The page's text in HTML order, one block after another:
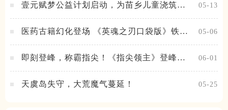
壹元赋梦公益计划启动，为苗乡儿童浇筑梦
05-13
医药古籍幻化登场 《英魂之刃口袋版》铁扇
05-06
即刻登峰，称霸指尖！《指尖领主》登峰测
06-01
天虞岛失守，大荒魔气蔓延！ 05-25